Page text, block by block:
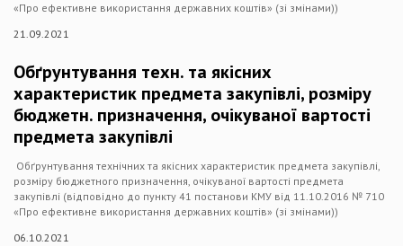
«Про ефективне використання державних коштів» (зі змінами))
21.09.2021
Обґрунтування техн. та якісних
характеристик предмета закупівлі, розміру
бюджетн. призначення, очікуваної вартості
предмета закупівлі
Обґрунтування технічних та якісних характеристик предмета закупівлі,
розміру бюджетного призначення, очікуваної вартості предмета
закупівлі (відповідно до пункту 41 постанови КМУ від 11.10.2016 № 710
«Про ефективне використання державних коштів» (зі змінами))
06.10.2021